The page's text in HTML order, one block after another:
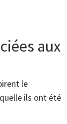
aux
le
ils ont été